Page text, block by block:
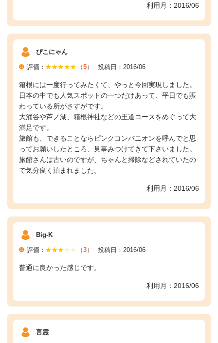
利用月：2016/06
ぴこにゃん
評価： （5） 投稿日：2016/06
箱根には一度行ってみたくて、やっと今回実現しました。
日本の中でも人気スポットの一つだけあって、平日でも賑
わっている所がさすがです。
大涌谷や芦ノ湖、箱根神社などの王道コースをめぐって大
満足です。
旅館も、できることならピンクコンパニオンを呼んでと思
ってお願いしたところ、見事みつけてきて下さいました。
旅館さんは古いのですが、ちゃんと掃除などされていたの
で気分良く泊まれました。
利用月：2016/06
Big-K
評価： （3） 投稿日：2016/06
普通に良かった感じです。
利用月：2016/06
言霊